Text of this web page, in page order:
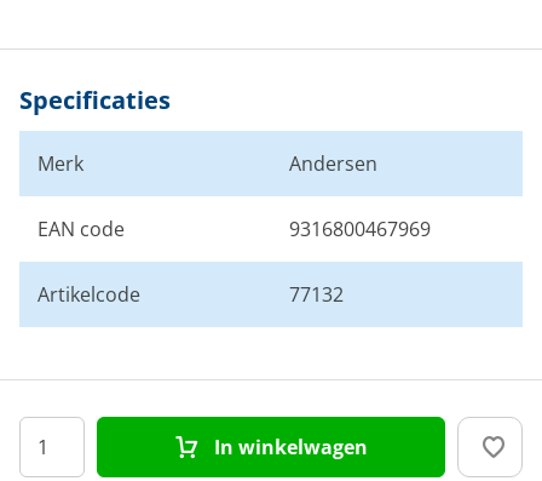
Specificaties
Merk Andersen
EAN code 9316800467969
Artikelcode 77132
In winkelwagen